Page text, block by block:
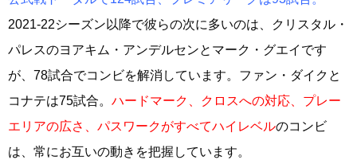
2021-22シーズン以降で彼らの次に多いのは、クリスタル・
パレスのヨアキム・アンデルセンとマーク・グエイです
が、78試合でコンビを解消しています。ファン・ダイクと
コナテは75試合。 ハードマーク、クロスへの対応、プレー
エリアの広さ、パスワークがすべてハイレベルのコンビ
は、常にお互いの動きを把握しています。